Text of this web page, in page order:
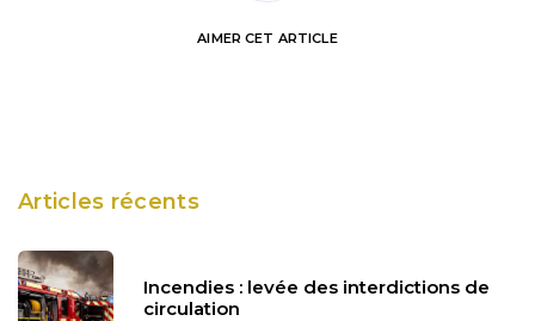
AIMER CET ARTICLE
Articles récents
Incendies : levée des interdictions de
circulation